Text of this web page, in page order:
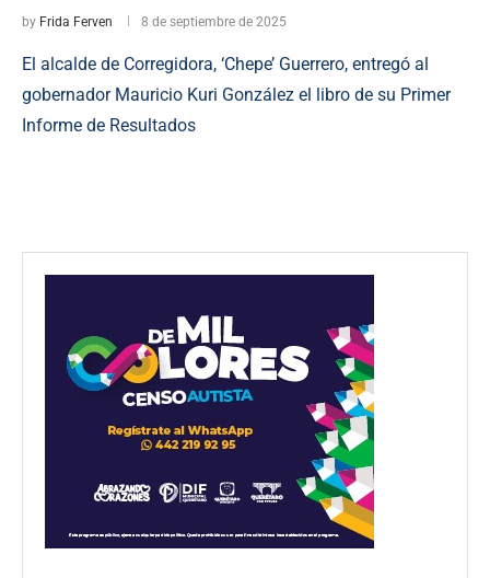
by Frida Ferven 8 de septiembre de 2025
El alcalde de Corregidora, ‘Chepe’ Guerrero, entregó al
gobernador Mauricio Kuri González el libro de su Primer
Informe de Resultados